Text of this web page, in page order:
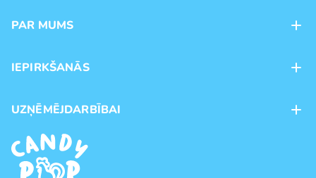
PAR MUMS
Veikali
Preču zīmoli
IEPIRKŠANĀS
Piegāde
Pirkšanas noteikumi
Privātuma politika
UZŅĒMĒJDARBĪBAI
Franšīze
Vairumtirdzniecība